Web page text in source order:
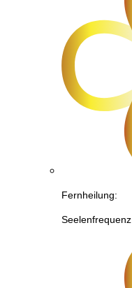
Fernheilung:
Seelenfrequenz